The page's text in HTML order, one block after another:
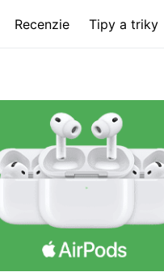
Recenzie Tipy a triky